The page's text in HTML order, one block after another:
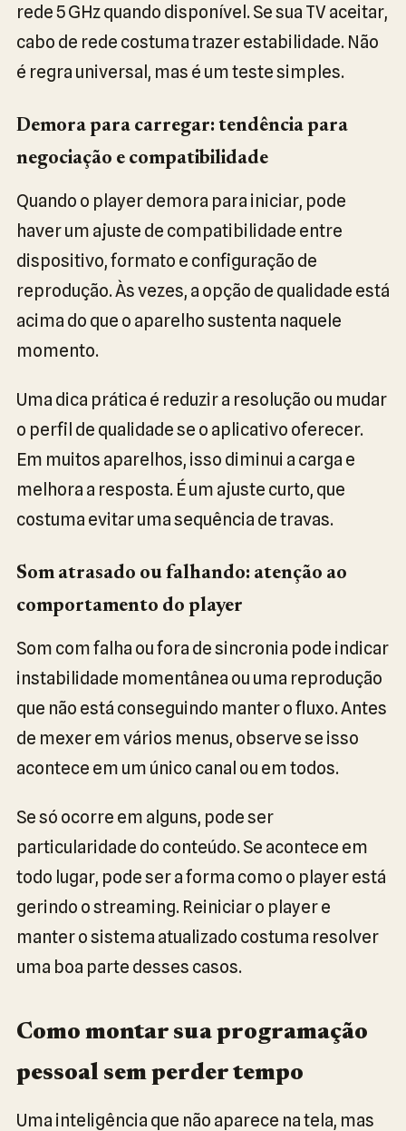
rede 5 GHz quando disponível. Se sua TV aceitar,
cabo de rede costuma trazer estabilidade. Não
é regra universal, mas é um teste simples.
Demora para carregar: tendência para
negociação e compatibilidade
Quando o player demora para iniciar, pode
haver um ajuste de compatibilidade entre
dispositivo, formato e configuração de
reprodução. Às vezes, a opção de qualidade está
acima do que o aparelho sustenta naquele
momento.
Uma dica prática é reduzir a resolução ou mudar
o perfil de qualidade se o aplicativo oferecer.
Em muitos aparelhos, isso diminui a carga e
melhora a resposta. É um ajuste curto, que
costuma evitar uma sequência de travas.
Som atrasado ou falhando: atenção ao
comportamento do player
Som com falha ou fora de sincronia pode indicar
instabilidade momentânea ou uma reprodução
que não está conseguindo manter o fluxo. Antes
de mexer em vários menus, observe se isso
acontece em um único canal ou em todos.
Se só ocorre em alguns, pode ser
particularidade do conteúdo. Se acontece em
todo lugar, pode ser a forma como o player está
gerindo o streaming. Reiniciar o player e
manter o sistema atualizado costuma resolver
uma boa parte desses casos.
Como montar sua programação
pessoal sem perder tempo
Uma inteligência que não aparece na tela, mas